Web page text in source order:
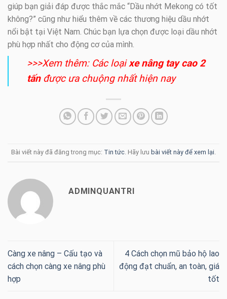
giúp bạn giải đáp được thắc mắc “Dầu nhớt Mekong có tốt
không?” cũng như hiểu thêm về các thương hiệu dầu nhớt
nổi bật tại Việt Nam. Chúc bạn lựa chọn được loại dầu nhớt
phù hợp nhất cho động cơ của mình.
>>>Xem thêm: Các loạixe nâng tay cao 2
tấnđược ưa chuộng nhất hiện nay
Bài viết này đã đăng trong mục: Tin tức. Hãy lưu bài viết này để xem lại.
ADMINQUANTRI
Càng xe nâng – Cấu tạo và
cách chọn càng xe nâng phù
hợp
4 Cách chọn mũ bảo hộ lao
động đạt chuẩn, an toàn, giá
tốt